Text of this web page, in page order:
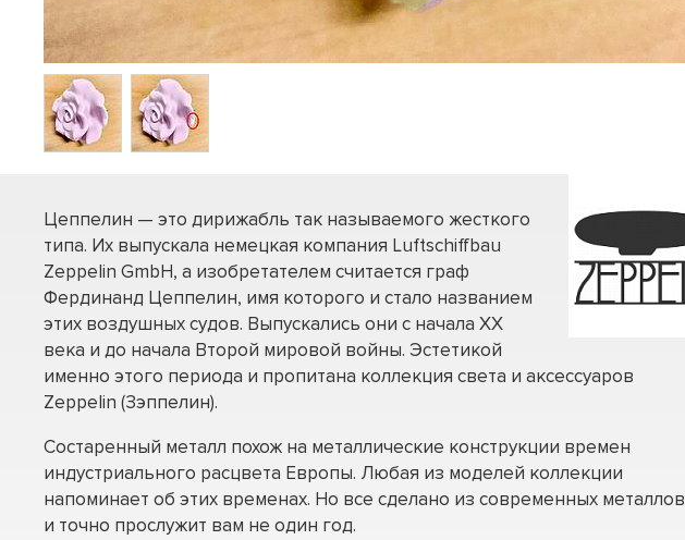
Цеппелин — это дирижабль так называемого жесткого
типа. Их выпускала немецкая компания Luftschiffbau
Zeppelin GmbH, а изобретателем считается граф
Фердинанд Цеппелин, имя которого и стало названием
этих воздушных судов. Выпускались они с начала ХХ
века и до начала Второй мировой войны. Эстетикой
именно этого периода и пропитана коллекция света и аксессуаров
Zeppelin (Зэппелин).
Состаренный металл похож на металлические конструкции времен
индустриального расцвета Европы. Любая из моделей коллекции
напоминает об этих временах. Но все сделано из современных металлов
и точно прослужит вам не один год.